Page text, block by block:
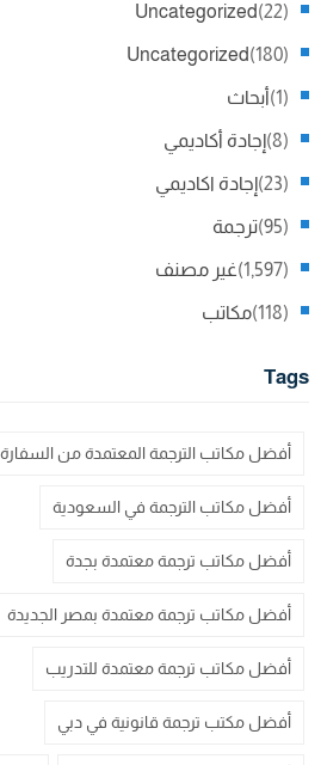
Uncategorized (22)
Uncategorized (180)
أبحاث (1)
إجادة أكاديمي (8)
إجادة اكاديمي (23)
ترجمة (95)
غير مصنف (1,597)
مكاتب (118)
Tags
أفضل مكاتب الترجمة المعتمدة من
أفضل مكاتب الترجمة في السعودية
أفضل مكاتب ترجمة معتمدة بجدة
أفضل مكاتب ترجمة معتمدة بمصر الجديدة
أفضل مكاتب ترجمة معتمدة للتدريب
أفضل مكتب ترجمة قانونية في دبي